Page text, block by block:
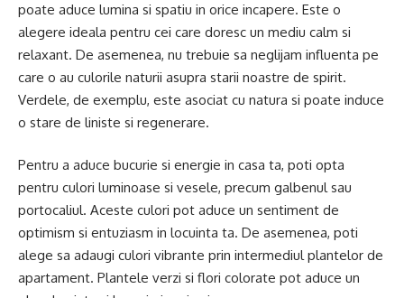
poate aduce lumina si spatiu in orice incapere. Este o
alegere ideala pentru cei care doresc un mediu calm si
relaxant. De asemenea, nu trebuie sa neglijam influenta pe
care o au culorile naturii asupra starii noastre de spirit.
Verdele, de exemplu, este asociat cu natura si poate induce
o stare de liniste si regenerare.
Pentru a aduce bucurie si energie in casa ta, poti opta
pentru culori luminoase si vesele, precum galbenul sau
portocaliul. Aceste culori pot aduce un sentiment de
optimism si entuziasm in locuinta ta. De asemenea, poti
alege sa adaugi culori vibrante prin intermediul plantelor de
apartament. Plantele verzi si flori colorate pot aduce un